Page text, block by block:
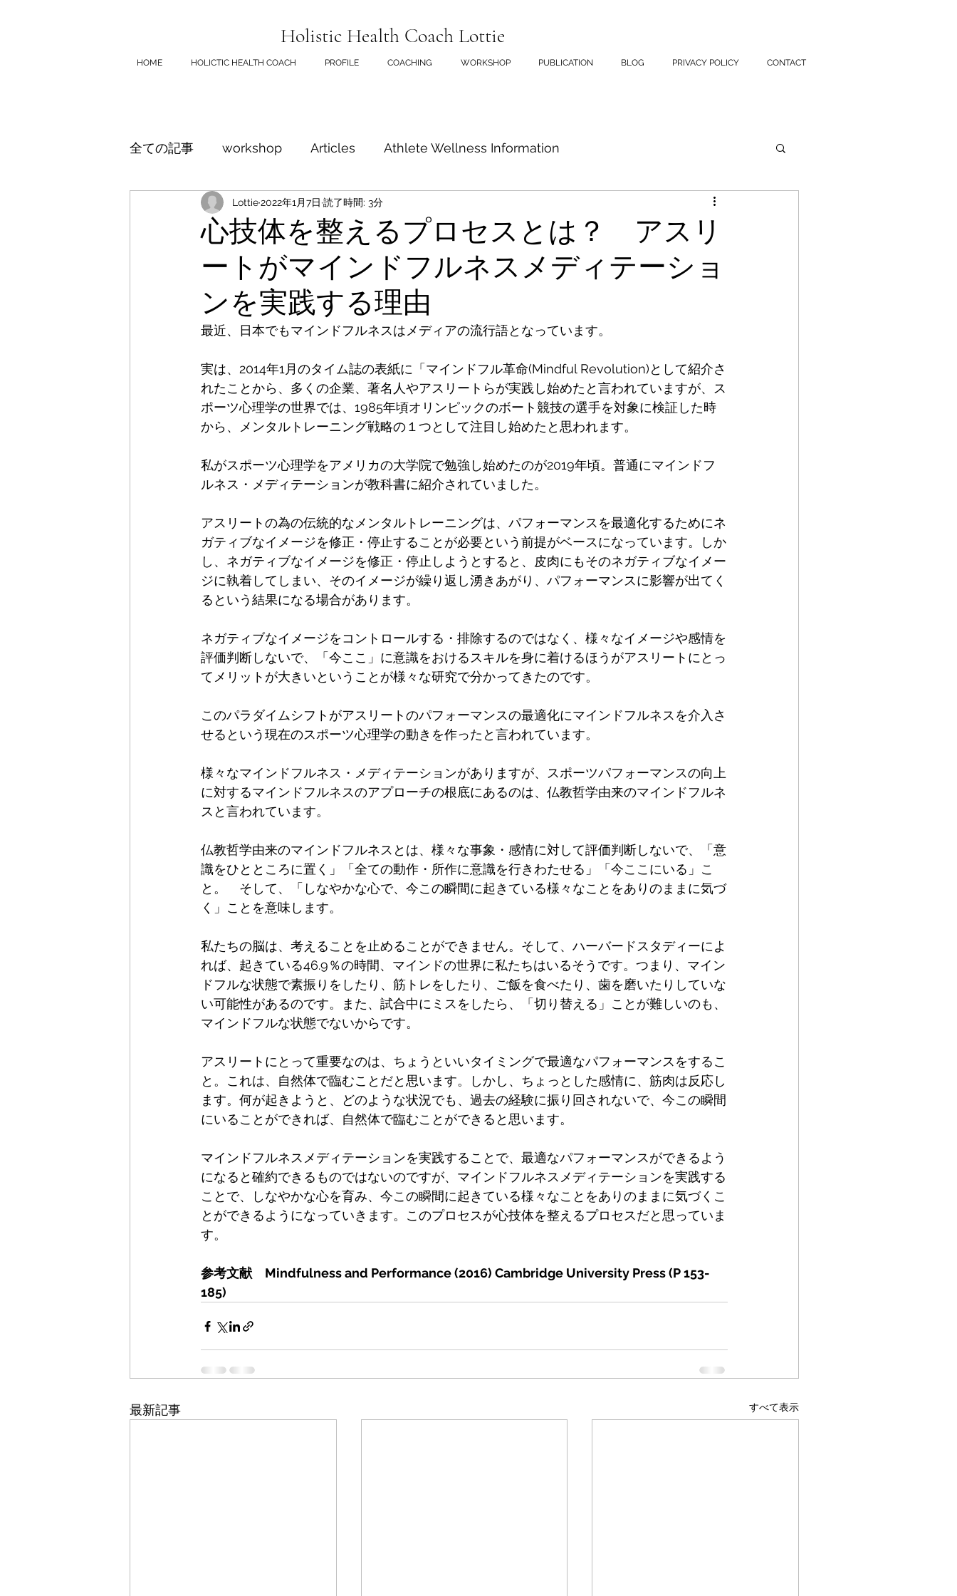
Holistic Health Coach Lottie
HOME HOLICTIC HEALTH COACH PROFILE COACHING WORKSHOP PUBLICATION BLOG PRIVACY POLICY CONTACT
全ての記事 workshop Articles Athlete Wellness Information
エモーショナル・イーティング メディテーション
心技体を整えるプロセスとは？ アスリ
ートがマインドフルネスメディテーショ
ンを実践する理由
Lottie2022年1月7日 読了時間: 3分
最近、日本でもマインドフルネスはメディアの流行語となっています。
実は、2014年1月のタイム誌の表紙に「マインドフル革命(Mindful Revolution)として紹介さ
れたことから、多くの企業、著名人やアスリートらが実践し始めたと言われていますが、ス
ポーツ心理学の世界では、1985年頃オリンピックのボート競技の選手を対象に検証した時
から、メンタルトレーニング戦略の１つとして注目し始めたと思われます。
私がスポーツ心理学をアメリカの大学院で勉強し始めたのが2019年頃。普通にマインドフ
ルネス・メディテーションが教科書に紹介されていました。
アスリートの為の伝統的なメンタルトレーニングは、パフォーマンスを最適化するためにネ
ガティブなイメージを修正・停止することが必要という前提がベースになっています。しか
し、ネガティブなイメージを修正・停止しようとすると、皮肉にもそのネガティブなイメー
ジに執着してしまい、そのイメージが繰り返し湧きあがり、パフォーマンスに影響が出てく
るという結果になる場合があります。
ネガティブなイメージをコントロールする・排除するのではなく、様々なイメージや感情を
評価判断しないで、「今ここ」に意識をおけるスキルを身に着けるほうがアスリートにとっ
てメリットが大きいということが様々な研究で分かってきたのです。
このパラダイムシフトがアスリートのパフォーマンスの最適化にマインドフルネスを介入さ
せるという現在のスポーツ心理学の動きを作ったと言われています。
様々なマインドフルネス・メディテーションがありますが、スポーツパフォーマンスの向上
に対するマインドフルネスのアプローチの根底にあるのは、仏教哲学由来のマインドフルネ
スと言われています。
仏教哲学由来のマインドフルネスとは、様々な事象・感情に対して評価判断しないで、「意
識をひとところに置く」「全ての動作・所作に意識を行きわたせる」「今ここにいる」こ
と。　そして、「しなやかな心で、今この瞬間に起きている様々なことをありのままに気づ
く」ことを意味します。
私たちの脳は、考えることを止めることができません。そして、ハーバードスタディーによ
れば、起きている46.9％の時間、マインドの世界に私たちはいるそうです。つまり、マイン
ドフルな状態で素振りをしたり、筋トレをしたり、ご飯を食べたり、歯を磨いたりしていな
い可能性があるのです。また、試合中にミスをしたら、「切り替える」ことが難しいのも、
マインドフルな状態でないからです。
アスリートにとって重要なのは、ちょうといいタイミングで最適なパフォーマンスをするこ
と。これは、自然体で臨むことだと思います。しかし、ちょっとした感情に、筋肉は反応し
ます。何が起きようと、どのような状況でも、過去の経験に振り回されないで、今この瞬間
にいることができれば、自然体で臨むことができると思います。
マインドフルネスメディテーションを実践することで、最適なパフォーマンスができるよう
になると確約できるものではないのですが、マインドフルネスメディテーションを実践する
ことで、しなやかな心を育み、今この瞬間に起きている様々なことをありのままに気づくこ
とができるようになっていきます。このプロセスが心技体を整えるプロセスだと思っていま
す。
参考文献　Mindfulness and Performance (2016) Cambridge University Press (P 153-
185)
最新記事 すべて表示